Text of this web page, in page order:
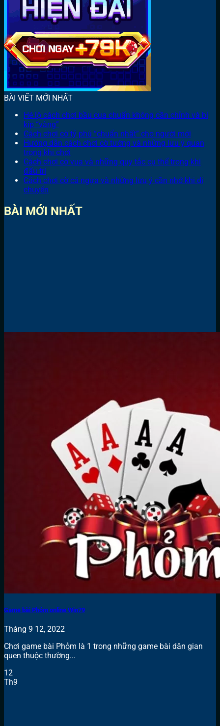
BÀI VIẾT MỚI NHẤT
Hé lộ cách chơi bầu cua chuẩn không cần chỉnh và bí
kíp “vàng”
Cách chơi cờ tỷ phú “chuẩn nhất” cho người mới
Hướng dẫn cách chơi cờ tướng và những lưu ý quan
trọng khi chơi
Cách chơi cờ vua và những quy tắc cụ thể trong khi
đấu trí
Cách chơi cờ cá ngựa và những lưu ý cần nhớ khi di
chuyển
BÀI MỚI NHẤT
Game bài Phỏm online Win79
Tháng 9 12, 2022
Chơi game bài Phỏm là 1 trong những game bài dân gian
quen thuộc thường...
12
Th9